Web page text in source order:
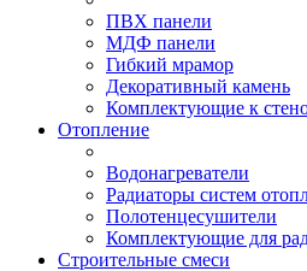
ПВХ панели
МДФ панели
Гибкий мрамор
Декоративный камень
Комплектующие к
Отопление
Водонагреватели
Радиаторы систем
Полотенцесушители
Комплектующие для
Строительные смеси